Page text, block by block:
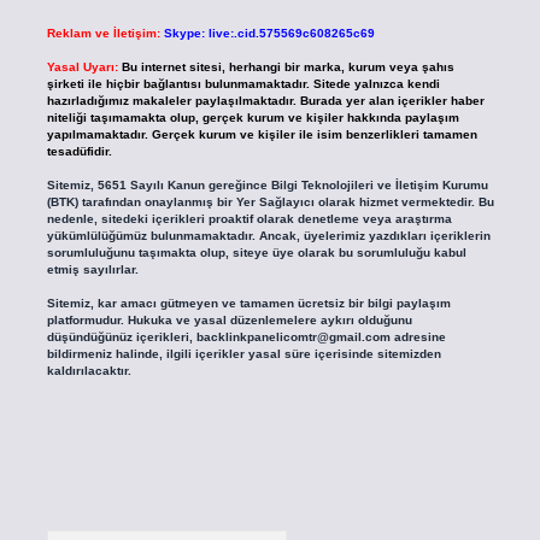
Reklam ve İletişim: Skype: live:.cid.575569c608265c69
Yasal Uyarı: Bu internet sitesi, herhangi bir marka, kurum veya şahıs
şirketi ile hiçbir bağlantısı bulunmamaktadır. Sitede yalnızca kendi
hazırladığımız makaleler paylaşılmaktadır. Burada yer alan içerikler haber
niteliği taşımamakta olup, gerçek kurum ve kişiler hakkında paylaşım
yapılmamaktadır. Gerçek kurum ve kişiler ile isim benzerlikleri tamamen
tesadüfidir.
Sitemiz, 5651 Sayılı Kanun gereğince Bilgi Teknolojileri ve İletişim Kurumu
(BTK) tarafından onaylanmış bir Yer Sağlayıcı olarak hizmet vermektedir. Bu
nedenle, sitedeki içerikleri proaktif olarak denetleme veya araştırma
yükümlülüğümüz bulunmamaktadır. Ancak, üyelerimiz yazdıkları içeriklerin
sorumluluğunu taşımakta olup, siteye üye olarak bu sorumluluğu kabul
etmiş sayılırlar.
Sitemiz, kar amacı gütmeyen ve tamamen ücretsiz bir bilgi paylaşım
platformudur. Hukuka ve yasal düzenlemelere aykırı olduğunu
düşündüğünüz içerikleri, backlinkpanelicomtr@gmail.comadresine
bildirmeniz halinde, ilgili içerikler yasal süre içerisinde sitemizden
kaldırılacaktır.